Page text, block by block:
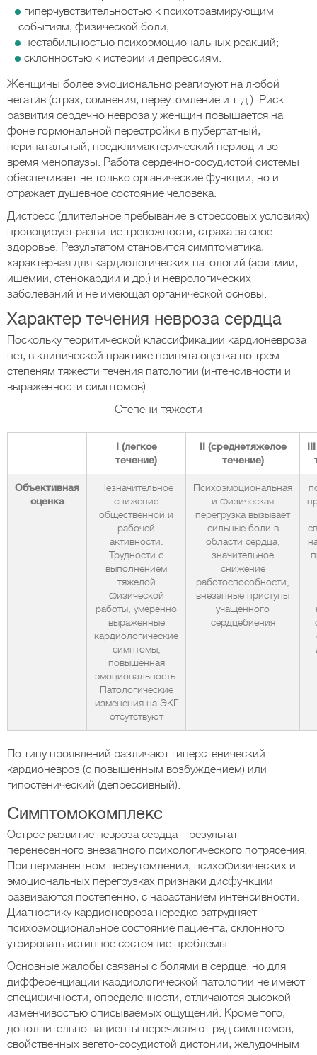
гиперчувствительностью к психотравмирующим
событиям, физической боли;
нестабильностью психоэмоциональных реакций;
склонностью к истерии и депрессиям.
Женщины более эмоционально реагируют на любой
негатив (страх, сомнения, переутомление и т. д.). Риск
развития сердечно невроза у женщин повышается на
фоне гормональной перестройки в пубертатный,
перинатальный, предклимактерический период и во
время менопаузы. Работа сердечно-сосудистой системы
обеспечивает не только органические функции, но и
отражает душевное состояние человека.
Дистресс (длительное пребывание в стрессовых условиях)
провоцирует развитие тревожности, страха за свое
здоровье. Результатом становится симптоматика,
характерная для кардиологических патологий (аритмии,
ишемии, стенокардии и др.) и неврологических
заболеваний и не имеющая органической основы.
Характер течения невроза сердца
Поскольку теоритической классификации кардионевроза
нет, в клинической практике принята оценка по трем
степеням тяжести течения патологии (интенсивности и
выраженности симптомов).
Степени тяжести
I (легкое
течение)
II (среднетяжелое
течение)
Объективная
оценка
Незначительное
снижение
общественной и
рабочей
активности.
Трудности с
выполнением
тяжелой
физической
работы, умеренно
выраженные
кардиологические
симптомы,
повышенная
эмоциональность.
Патологические
изменения на ЭКГ
отсутствуют
Психоэмоциональная
и физическая
перегрузка вызывает
сильные боли в
области сердца,
значительное
снижение
работоспособности,
внезапные приступы
учащенного
сердцебиения
По типу проявлений различают гиперстенический
кардионевроз (с повышенным возбуждением) или
гипостенический (депрессивный).
Симптомокомплекс
Острое развитие невроза сердца – результат
перенесенного внезапного психологического потрясения.
При перманентном переутомлении, психофизических и
эмоциональных перегрузках признаки дисфункции
развиваются постепенно, с нарастанием интенсивности.
Диагностику кардионевроза нередко затрудняет
психоэмоциональное состояние пациента, склонного
утрировать истинное состояние проблемы.
Основные жалобы связаны с болями в сердце, но для
дифференциации кардиологической патологии не имеют
специфичности, определенности, отличаются высокой
изменчивостью описываемых ощущений. Кроме того,
дополнительно пациенты перечисляют ряд симптомов,
свойственных вегето-сосудистой дистонии, желудочным